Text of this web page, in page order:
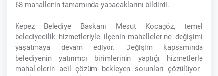
68 mahallenin tamamında yapacaklarını bildirdi.
Kepez Belediye Başkanı Mesut Kocagöz, temel
belediyecilik hizmetleriyle ilçenin mahallelerine değişimi
yaşatmaya devam ediyor. Değişim kapsamında
belediyenin yatırımcı birimlerinin yaptığı hizmetlerle
mahallelerin acil çözüm bekleyen sorunları çözülüyor.